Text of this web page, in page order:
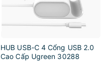
HUB USB-C 4 Cổng USB 2.0
Cao Cấp Ugreen 30288